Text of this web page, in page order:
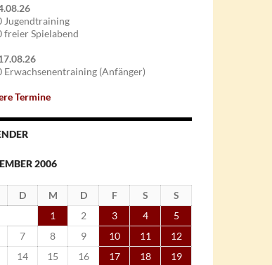
Jugendtraining
freier Spielabend
Erwachsenentraining (Anfänger)
Termine
2006
D M D F S
S
1
2 3 4
5
7 8 9 10 11
12
14 15 16 17 18
19